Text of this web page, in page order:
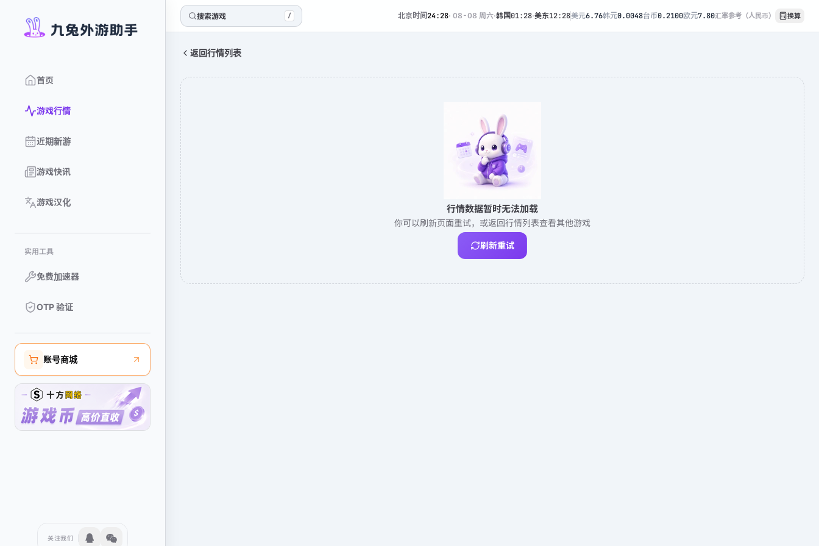
首页
游戏行情
近期新游
游戏快讯
游戏汉化
实用工具
免费加速器
OTP 验证
账号商城
关注我们
搜索游戏 / 北京时间24:28· 08-08 周六·韩国01:28·美东12:28美元6.76韩元0.0048台币0.2100欧元7.80汇率参考（人民币） 换算
返回行情列表
行情数据暂时无法加载
你可以刷新页面重试，或返回行情列表查看其他游戏
刷新重试